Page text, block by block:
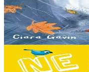
An avel, ar glav... Ne blij
Spontet-mik e vez bewech
nevez, a zeuio a-benn da
Er stok13,00 €
3 bloaz hag ouzhpenn
Bannoù-heol